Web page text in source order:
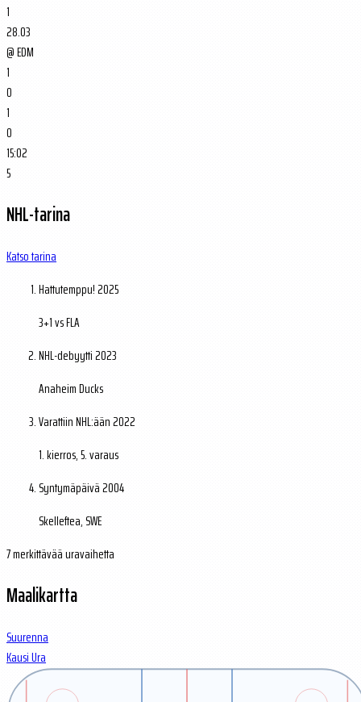
1
28.03
@EDM
1
0
1
0
15:02
5
NHL-tarina
Katso tarina
Hattutemppu!2025
3+1 vs FLA
NHL-debyytti2023
Anaheim Ducks
Varattiin NHL:ään2022
1. kierros, 5. varaus
Syntymäpäivä2004
Skelleftea, SWE
7 merkittävää uravaihetta
Maalikartta
Suurenna
KausiUra